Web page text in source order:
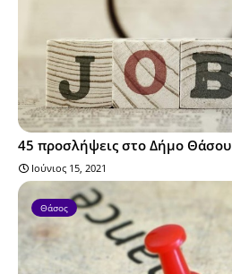
45 προσλήψεις στο Δήμο Θάσου
Ιούνιος 15, 2021
Θάσος